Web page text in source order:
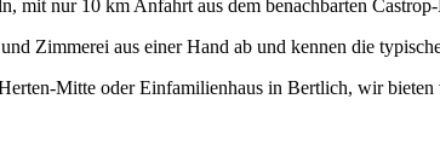
mit nur 10 km Anfahrt aus dem benachbarten
Zimmerei aus einer Hand ab und kennen die
Mitte oder Einfamilienhaus in Bertlich, wir bieten